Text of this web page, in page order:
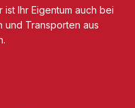
Ihr Eigentum auch bei
und Transporten aus